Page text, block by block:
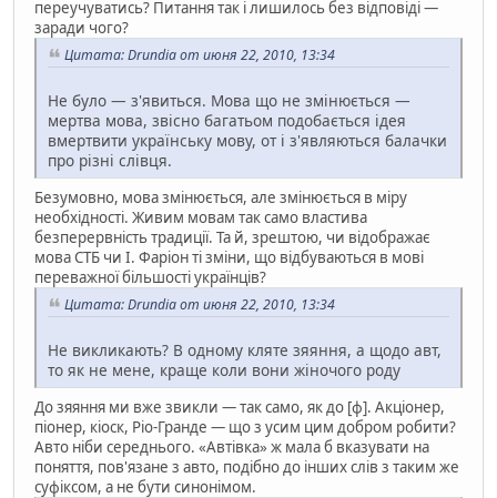
переучуватись? Питання так і лишилось без відповіді —
заради чого?
Цитата: Drundia от июня 22, 2010, 13:34
Не було — з'явиться. Мова що не змінюється —
мертва мова, звісно багатьом подобається ідея
вмертвити українську мову, от і з'являються балачки
про різні слівця.
Безумовно, мова змінюється, але змінюється в міру
необхідності. Живим мовам так само властива
безперервність традиції. Та й, зрештою, чи відображає
мова СТБ чи І. Фаріон ті зміни, що відбуваються в мові
переважної більшості українців?
Цитата: Drundia от июня 22, 2010, 13:34
Не викликають? В одному кляте зяяння, а щодо авт,
то як не мене, краще коли вони жіночого роду
До зяяння ми вже звикли — так само, як до [ф]. Акціонер,
піонер, кіоск, Ріо-Гранде — що з усим цим добром робити?
Авто ніби середнього. «Автівка» ж мала б вказувати на
поняття, пов'язане з авто, подібно до інших слів з таким же
суфіксом, а не бути синонімом.